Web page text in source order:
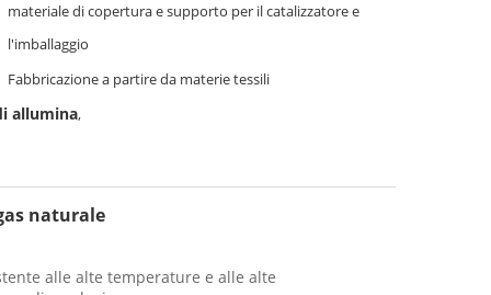
materiale di copertura e supporto per il catalizzatore e
l'imballaggio
Fabbricazione a partire da materie tessili
allumina,
naturale
alle alte temperature e alle alte